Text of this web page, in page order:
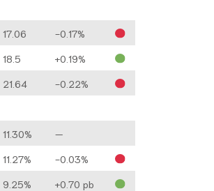
17.06
-0.17%
18.5
+0.19%
21.64
-0.22%
11.30%
—
11.27%
-0.03%
9.25%
+0.70 pb